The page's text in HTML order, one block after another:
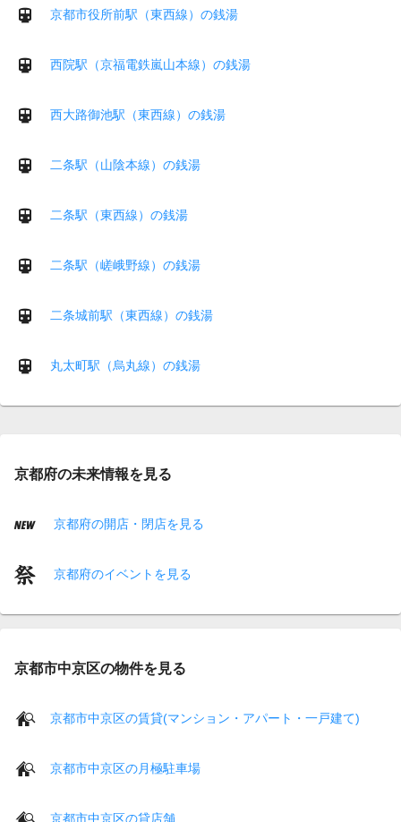
京都市役所前駅（東西線）の銭湯
西院駅（京福電鉄嵐山本線）の銭湯
西大路御池駅（東西線）の銭湯
二条駅（山陰本線）の銭湯
二条駅（東西線）の銭湯
二条駅（嵯峨野線）の銭湯
二条城前駅（東西線）の銭湯
丸太町駅（烏丸線）の銭湯
京都府の未来情報を見る
京都府の開店・閉店を見る
京都府のイベントを見る
京都市中京区の物件を見る
京都市中京区の賃貸(マンション・アパート・一戸建て)
京都市中京区の月極駐車場
京都市中京区の貸店舗